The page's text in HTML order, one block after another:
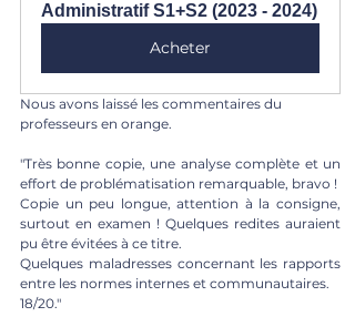
Administratif S1+S2 (2023 - 2024)
Acheter
Nous avons laissé les commentaires du
professeurs en orange.
"Très bonne copie, une analyse complète et un
effort de problématisation remarquable, bravo !
Copie un peu longue, attention à la consigne,
surtout en examen ! Quelques redites auraient
pu être évitées à ce titre.
Quelques maladresses concernant les rapports
entre les normes internes et communautaires.
18/20."